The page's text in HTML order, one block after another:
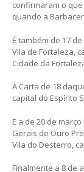
confirmaram o
quando a
É também de 17
Vila de Fortaleza,
Cidade da
A Carta de 18
capital do Espírito
E a de 20 de
Gerais de Ouro
Vila do Desterro,
Finalmente a 8 de